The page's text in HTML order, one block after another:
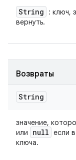
String
: ключ,
вернуть.
Возвраты
String
значение,
или
null если
ключа.